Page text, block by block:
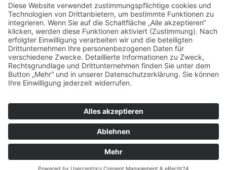
KFZ-Werkstatt
Reifenservice
HU
info@sc-boxenstopp.de
© Copyright2026 |Datenschutz|Impressum